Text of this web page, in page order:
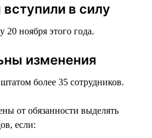
в силу
ноября этого года.
изменения
более 35 сотрудников.
от обязанности выделять
если: